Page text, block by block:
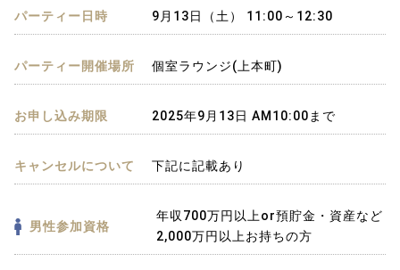
パーティー日時 9月13日（土） 11:00～12:30
パーティー開催場所 個室ラウンジ(上本町)
お申し込み期限 2025年9月13日 AM10:00まで
キャンセルについて 下記に記載あり
男性参加資格
年収700万円以上or預貯金・資産など
2,000万円以上お持ちの方